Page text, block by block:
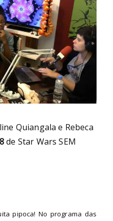
Quiangala e Rebeca
de Star Wars SEM
pipoca! No programa das